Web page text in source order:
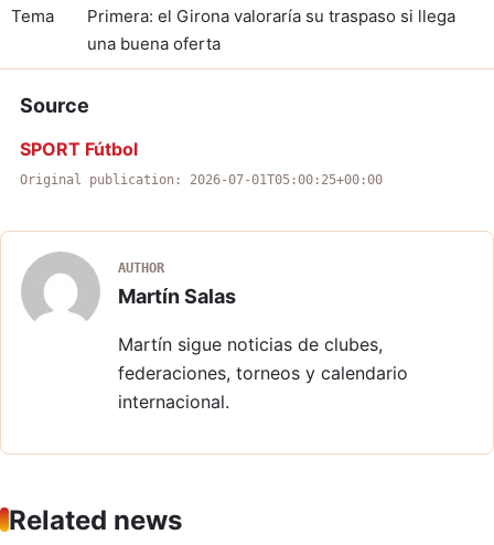
Tema
Primera: el Girona valoraría su traspaso si llega
una buena oferta
Source
SPORT Fútbol
Original publication: 2026-07-01T05:00:25+00:00
AUTHOR
Martín Salas
Martín sigue noticias de clubes,
federaciones, torneos y calendario
internacional.
Related news